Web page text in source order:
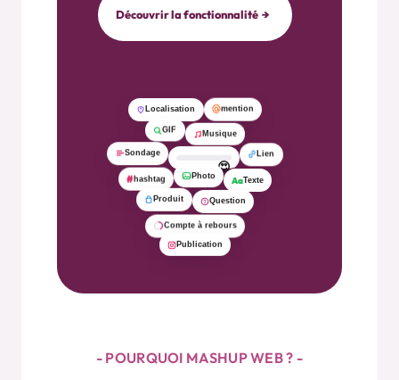
Découvrir la fonctionnalité →
- POURQUOI MASHUP WEB ? -